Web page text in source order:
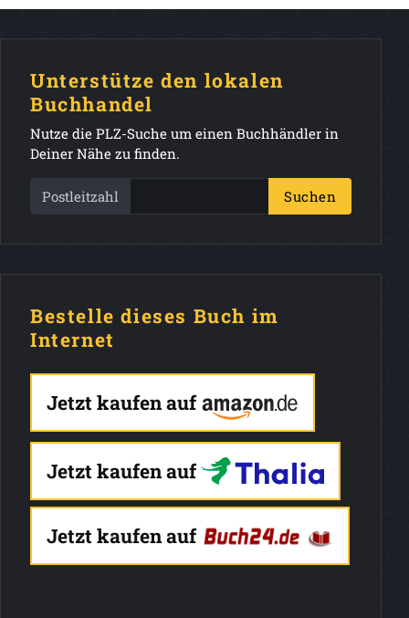
Unterstütze den lokalen
Buchhandel
Nutze die PLZ-Suche um einen Buchhändler in
Deiner Nähe zu finden.
Postleitzahl Suchen
Bestelle dieses Buch im
Internet
Jetzt kaufen auf
Jetzt kaufen auf
Jetzt kaufen auf